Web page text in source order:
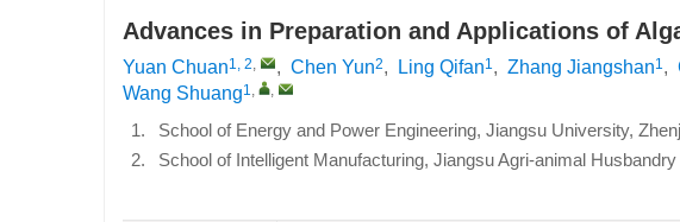
Advances in Preparation and Applications of
Yuan Chuan1, 2, , Chen Yun2, Ling Qifan1, Zhang Jiangshan1,
Wang Shuang1, ,
1.
School of Energy and Power Engineering, Jiangsu University,
2.
School of Intelligent Manufacturing, Jiangsu Agri-animal